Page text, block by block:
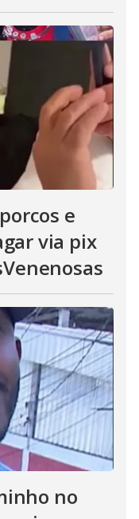
e
via pix
no